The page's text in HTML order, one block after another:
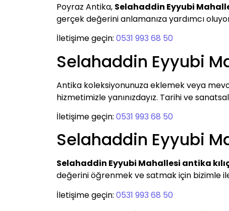
Poyraz Antika, Selahaddin Eyyubi
gerçek değerini anlamanıza yardımcı
İletişime geçin: 0531 993 68 50
Selahaddin Eyyubi
Antika koleksiyonunuza eklemek veya
hizmetimizle yanınızdayız. Tarihi ve
İletişime geçin: 0531 993 68 50
Selahaddin Eyyubi
Selahaddin Eyyubi Mahallesi antika
değerini öğrenmek ve satmak için bizimle
İletişime geçin: 0531 993 68 50